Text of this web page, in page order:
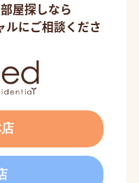
屋探しなら
ルにご相談くださ